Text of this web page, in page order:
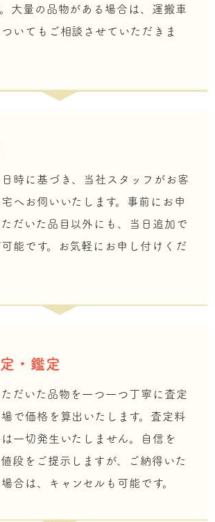
大量の品物がある場合は、運搬車
いてもご相談させていただきま
日時に基づき、当社スタッフがお客
へお伺いいたします。事前にお申
ただいた品目以外にも、当日追加で
能です。お気軽にお申し付けくだ
・鑑定
ただいた品物を一つ一つ丁寧に査定
場で価格を算出いたします。査定料
一切発生いたしません。自信を
段をご提示しますが、ご納得いた
合は、キャンセルも可能です。